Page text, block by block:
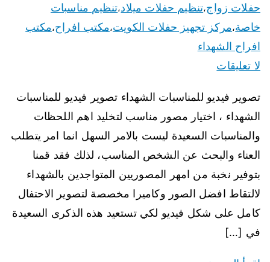
حفلات زواج،تنظيم حفلات ميلاد،تنظيم مناسبات
خاصة،مركز تجهيز حفلات الكويت،مكتب افراح،مكتب
افراح الشهداء
لا تعليقات
تصوير فيديو للمناسبات الشهداء تصوير فيديو للمناسبات
الشهداء ، اختيار مصور مناسب لتخليد اهم اللحظات
والمناسبات السعيدة ليست بالامر السهل انما امر يتطلب
العناء والبحث عن الشخص المناسب، لذلك فقد قمنا
بتوفير نخبة من امهر المصوريين المتواجدين بالشهداء
لالتقاط افضل الصور وكاميرا مخصصة لتصوير الاحتفال
كامل على شكل فيديو لكي تستعيد هذه الذكرى السعيدة
في […]